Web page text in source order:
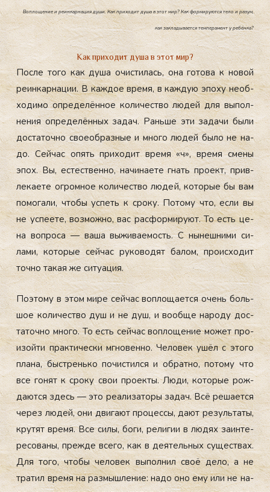
Воплощение и реинкарнация души. Как приходит душа в этот мир? Как формируются тело и разум,
как закладывается темперамент у ребёнка?
Как приходит душа в этот мир?
Пос­ле то­го как ду­ша очис­ти­лась, она го­това к но­вой
ре­ин­карна­ции. В каж­дое вре­мя, в каж­дую эпо­ху не­об­
хо­димо оп­ре­делён­ное ко­личес­тво лю­дей для вы­пол­
не­ния оп­ре­делён­ных за­дач. Рань­ше эти за­дачи бы­ли
дос­та­точ­но сво­еоб­разные и мно­го лю­дей бы­ло не на­
до. Сей­час опять при­ходит вре­мя «ч», вре­мя сме­ны
эпох. Вы, ес­тес­твен­но, на­чина­ете гнать про­ект, прив­
ле­ка­ете ог­ромное ко­личес­тво лю­дей, ко­торые бы вам
по­мога­ли, что­бы ус­петь к сро­ку. По­тому что, ес­ли вы
не ус­пе­ете, воз­можно, вас рас­форми­ру­ют. То есть це­
на воп­ро­са — ва­ша вы­жива­емость. С ны­неш­ни­ми си­
лами, ко­торые сей­час ру­ково­дят ба­лом, про­ис­хо­дит
точ­но та­кая же си­ту­ация.
По­это­му в этом ми­ре сей­час воп­ло­ща­ет­ся очень боль­
шое ко­личес­тво душ и не душ, и во­об­ще на­роду дос­
та­точ­но мно­го. То есть сей­час воп­ло­щение мо­жет про­
изой­ти прак­ти­чес­ки мгно­вен­но. Че­ловек ушёл с это­го
пла­на, быс­трень­ко по­чис­тился и об­ратно, по­тому что
все го­нят к сро­ку свои про­ек­ты. Лю­ди, ко­торые рож­
да­ют­ся здесь — это ре­али­зато­ры за­дач. Всё ре­ша­ет­ся
че­рез лю­дей, они дви­га­ют про­цес­сы, да­ют ре­зуль­та­ты,
кру­тят вре­мя. Все си­лы, бо­ги, ре­лигии в лю­дях за­ин­те­
ресо­ваны, преж­де все­го, как в де­ятель­ных су­щес­твах.
Для то­го, что­бы че­ловек вы­пол­нил своё де­ло, а не
тра­тил вре­мя на раз­мышле­ние: на­до оно ему или не на­